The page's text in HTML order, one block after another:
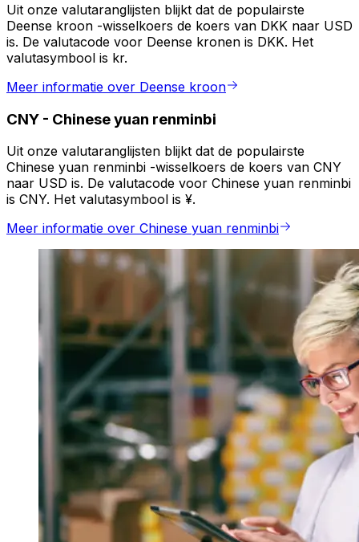
Uit onze valutaranglijsten blijkt dat de populairste
Deense kroon -wisselkoers de koers van DKK naar USD
is. De valutacode voor Deense kronen is DKK. Het
valutasymbool is kr.
Meer informatie over Deense kroon
CNY - Chinese yuan renminbi
Uit onze valutaranglijsten blijkt dat de populairste
Chinese yuan renminbi -wisselkoers de koers van CNY
naar USD is. De valutacode voor Chinese yuan renminbi
is CNY. Het valutasymbool is ¥.
Meer informatie over Chinese yuan renminbi